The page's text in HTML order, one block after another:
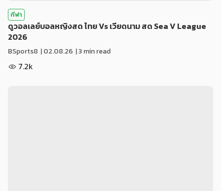
กีฬา
ดูวอลเลย์บอลหญิงสด ไทย Vs เวียดนาม สด Sea V League
2026
BSports8 |02.08.26 | 3 min read
7.2k